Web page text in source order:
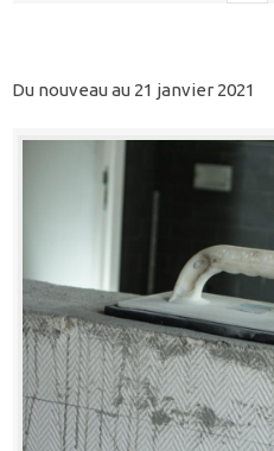
Du nouveau au 21 janvier 2021